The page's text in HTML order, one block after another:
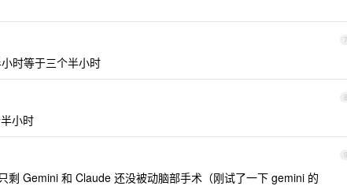
7
时等于三个半小时
8
小时
9
剩 Gemini 和 Claude 还没被动脑部手术（刚试了一下 gemini 的